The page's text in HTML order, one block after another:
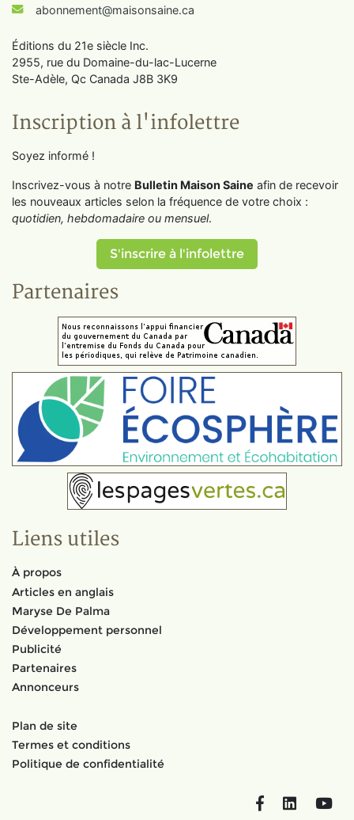
abonnement@maisonsaine.ca
Éditions du 21e siècle Inc.
2955, rue du Domaine-du-lac-Lucerne
Ste-Adèle, Qc Canada J8B 3K9
Inscription à l'infolettre
Soyez informé !
Inscrivez-vous à notre Bulletin Maison Saine afin de recevoir
les nouveaux articles selon la fréquence de votre choix :
quotidien, hebdomadaire ou mensuel.
S'inscrire à l'infolettre
Partenaires
Liens utiles
À propos
Articles en anglais
Maryse De Palma
Développement personnel
Publicité
Partenaires
Annonceurs
Plan de site
Termes et conditions
Politique de confidentialité
FacebookLinkedIn